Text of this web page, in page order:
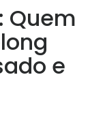
Quem
e